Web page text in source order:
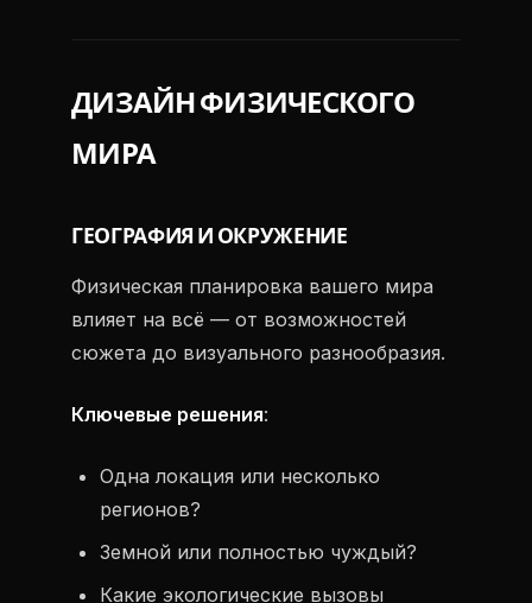
ДИЗАЙН ФИЗИЧЕСКОГО
МИРА
ГЕОГРАФИЯ И ОКРУЖЕНИЕ
Физическая планировка вашего мира
влияет на всё — от возможностей
сюжета до визуального разнообразия.
Ключевые решения:
Одна локация или несколько
регионов?
Земной или полностью чуждый?
Какие экологические вызовы